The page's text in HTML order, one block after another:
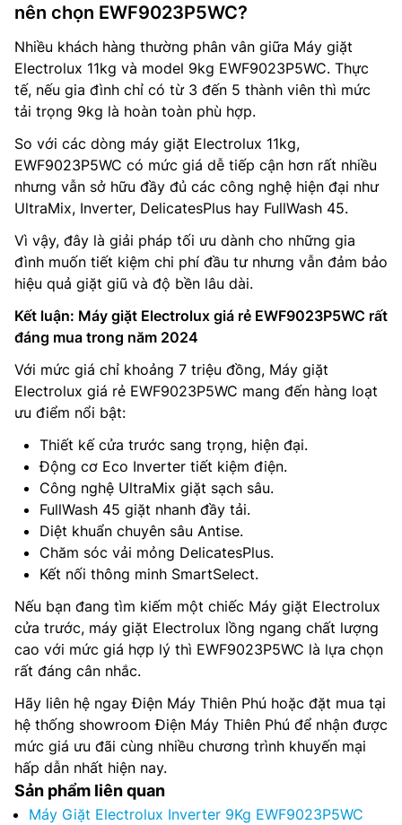
nên chọn EWF9023P5WC?
Nhiều khách hàng thường phân vân giữa Máy giặt
Electrolux 11kg và model 9kg EWF9023P5WC. Thực
tế, nếu gia đình chỉ có từ 3 đến 5 thành viên thì mức
tải trọng 9kg là hoàn toàn phù hợp.
So với các dòng máy giặt Electrolux 11kg,
EWF9023P5WC có mức giá dễ tiếp cận hơn rất nhiều
nhưng vẫn sở hữu đầy đủ các công nghệ hiện đại như
UltraMix, Inverter, DelicatesPlus hay FullWash 45.
Vì vậy, đây là giải pháp tối ưu dành cho những gia
đình muốn tiết kiệm chi phí đầu tư nhưng vẫn đảm bảo
hiệu quả giặt giũ và độ bền lâu dài.
Kết luận: Máy giặt Electrolux giá rẻ EWF9023P5WC rất
đáng mua trong năm 2024
Với mức giá chỉ khoảng 7 triệu đồng, Máy giặt
Electrolux giá rẻ EWF9023P5WC mang đến hàng loạt
ưu điểm nổi bật:
Thiết kế cửa trước sang trọng, hiện đại.
Động cơ Eco Inverter tiết kiệm điện.
Công nghệ UltraMix giặt sạch sâu.
FullWash 45 giặt nhanh đầy tải.
Diệt khuẩn chuyên sâu Antise.
Chăm sóc vải mỏng DelicatesPlus.
Kết nối thông minh SmartSelect.
Nếu bạn đang tìm kiếm một chiếc Máy giặt Electrolux
cửa trước, máy giặt Electrolux lồng ngang chất lượng
cao với mức giá hợp lý thì EWF9023P5WC là lựa chọn
rất đáng cân nhắc.
Hãy liên hệ ngay Điện Máy Thiên Phú hoặc đặt mua tại
hệ thống showroom Điện Máy Thiên Phú để nhận được
mức giá ưu đãi cùng nhiều chương trình khuyến mại
hấp dẫn nhất hiện nay.
Sản phẩm liên quan
Máy Giặt Electrolux Inverter 9Kg EWF9023P5WC